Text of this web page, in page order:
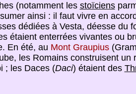
(notamment les stoïciens
ainsi : il faut vivre en
dédiées à Vesta, déesse du
étaient enterrées vivantes ou
En été, au Mont Graupius
les Romains construisent un
; les Daces (Daci) étaient des